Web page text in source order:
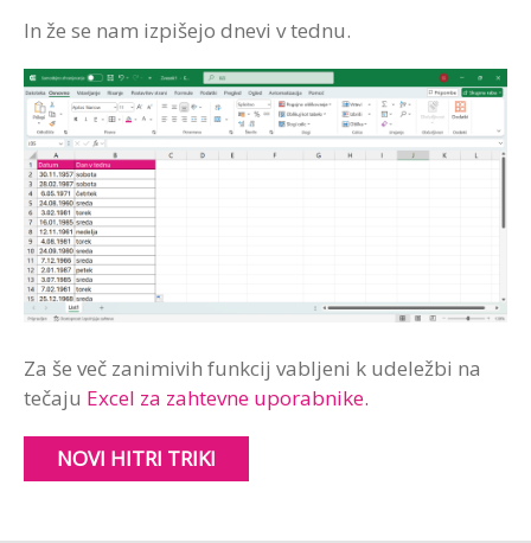
In že se nam izpišejo dnevi v tednu.
Za še več zanimivih funkcij vabljeni k udeležbi na
tečaju Excel za zahtevne uporabnike.
NOVI HITRI TRIKI